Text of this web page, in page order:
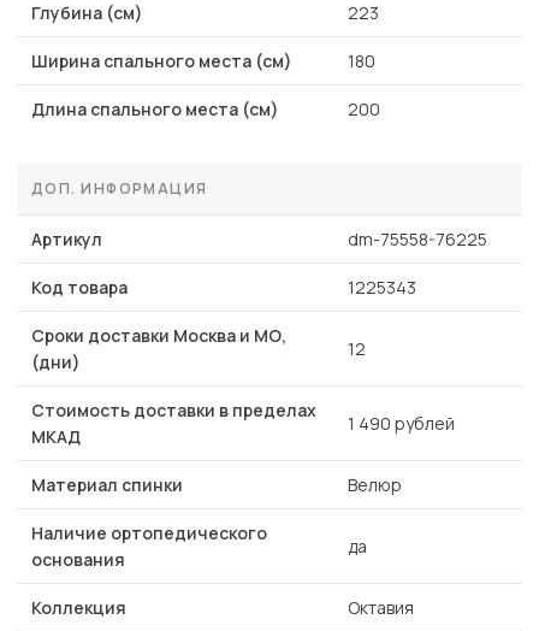
Глубина (см) 223
Ширина спального места (см) 180
Длина спального места (см) 200
ДОП. ИНФОРМАЦИЯ
Артикул dm-75558-76225
Код товара 1225343
Сроки доставки Москва и МО,
(дни)
12
Стоимость доставки в пределах
МКАД
1 490 рублей
Материал спинки Велюр
Наличие ортопедического
основания
да
Коллекция Октавия